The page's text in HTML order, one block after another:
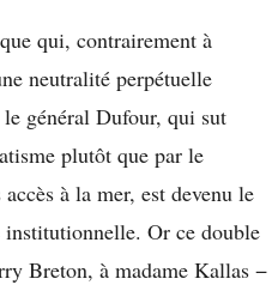
qui, contrairement à
neutralité perpétuelle
général Dufour, qui sut
plutôt que par le
à la mer, est devenu le
institutionnelle. Or ce double
Breton, à madame Kallas −